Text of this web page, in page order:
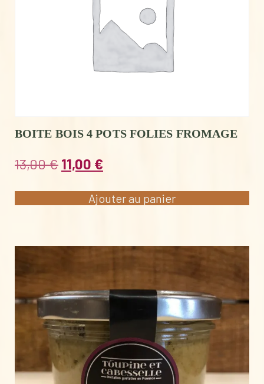
BOITE BOIS 4 POTS FOLIES FROMAGE
13,00€ Le
initial
11,00 €
actuel
Ajouter au panier